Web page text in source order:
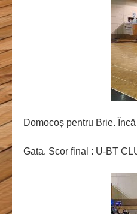
Domocoș pentru Brie.
Gata. Scor final : U-BT